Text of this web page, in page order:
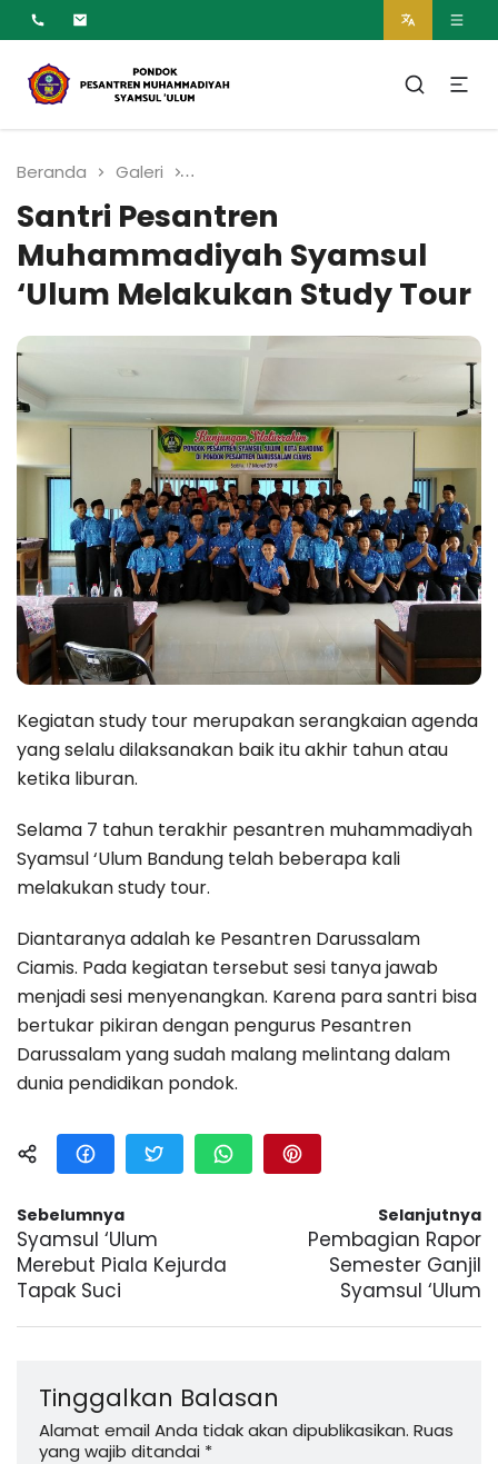
Pesantren Syamsul
Ulum Muhammadiyah
Beranda Galeri Santri Pesantren
Santri Pesantren
Muhammadiyah Syamsul
‘Ulum Melakukan Study Tour
Kegiatan study tour merupakan serangkaian agenda
yang selalu dilaksanakan baik itu akhir tahun atau
ketika liburan.
Selama 7 tahun terakhir pesantren muhammadiyah
Syamsul ‘Ulum Bandung telah beberapa kali
melakukan study tour.
Diantaranya adalah ke Pesantren Darussalam
Ciamis. Pada kegiatan tersebut sesi tanya jawab
menjadi sesi menyenangkan. Karena para santri bisa
bertukar pikiran dengan pengurus Pesantren
Darussalam yang sudah malang melintang dalam
dunia pendidikan pondok.
Sebelumnya
Syamsul ‘Ulum
Merebut Piala Kejurda
Tapak Suci
Selanjutnya
Pembagian Rapor
Semester Ganjil
Syamsul ‘Ulum
Tinggalkan Balasan
Alamat email Anda tidak akan dipublikasikan. Ruas
yang wajib ditandai *